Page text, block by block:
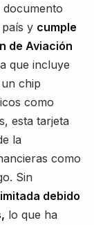
documento
y cumple
de Aviación
que incluye
chip
como
esta tarjeta
la
como
Sin
debido
lo que ha